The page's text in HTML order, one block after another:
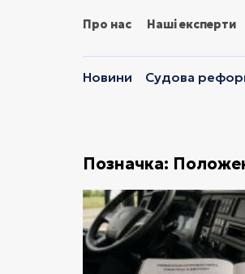
Про нас Наші експерти
Новини Судова
Позначка: